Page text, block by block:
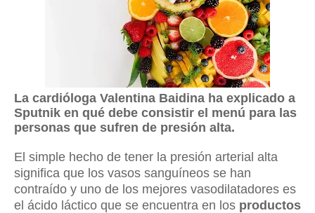
La cardióloga Valentina Baidina ha explicado a
Sputnik en qué debe consistir el menú para las
personas que sufren de presión alta.
El simple hecho de tener la presión arterial alta
significa que los vasos sanguíneos se han
contraído y uno de los mejores vasodilatadores es
el ácido láctico que se encuentra en los productos